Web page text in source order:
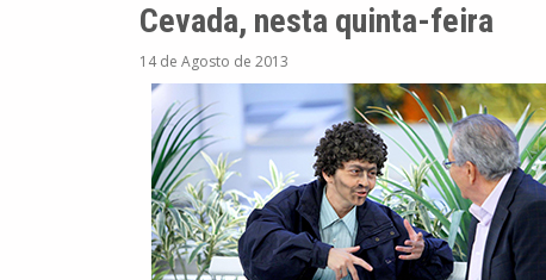
Cevada, nesta quinta-feira
14 de Agosto de 2013